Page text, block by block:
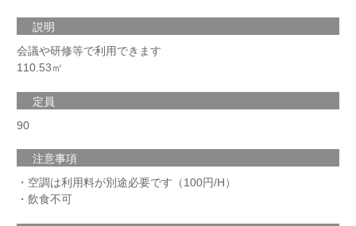
説明
会議や研修等で利用できます
110.53㎡
定員
90
注意事項
・空調は利用料が別途必要です（100円/H）
・飲食不可